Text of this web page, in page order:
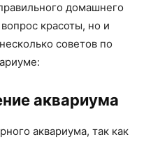
домашнего
красоты, но и
советов по
аквариума
аквариума, так как